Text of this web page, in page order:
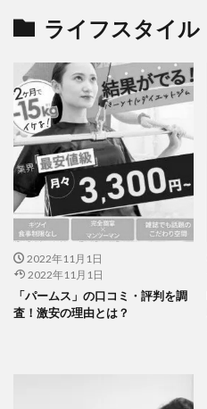
ライフスタイル
2022年11月1日
2022年11月1日
「パームス」の口コミ・評判を調
査！激安の理由とは？